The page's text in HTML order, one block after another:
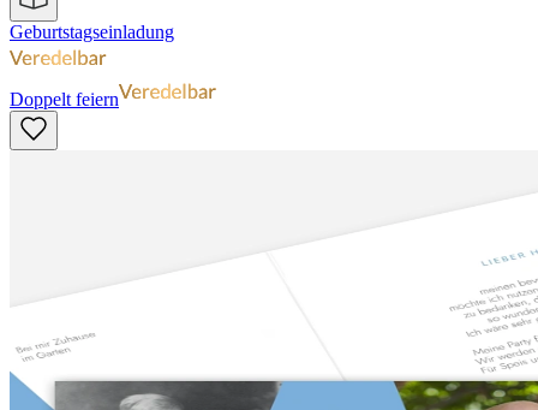
Geburtstagseinladung
Doppelt feiern